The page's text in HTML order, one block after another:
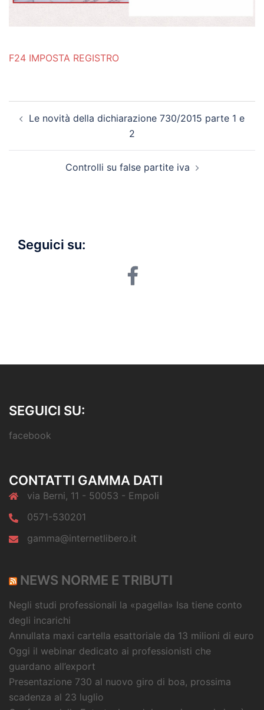
F24 IMPOSTA REGISTRO
navigation
Le novità della dichiarazione 730/2015 parte 1 e
2
Controlli su false partite iva
Seguici su:
facebook
SEGUICI SU:
facebook
CONTATTI GAMMA DATI
via Berni, 11 - 50053 - Empoli
0571-530201
gamma@internetlibero.it
NEWS NORME E TRIBUTI
Negli studi professionali la «pagella» Isa tiene conto
degli incarichi
Annullata maxi cartella esattoriale da 13 milioni di euro
Oggi il webinar dedicato ai professionisti che
guardano all’export
Presentazione 730 al nuovo giro di boa, prossima
scadenza al 23 luglio